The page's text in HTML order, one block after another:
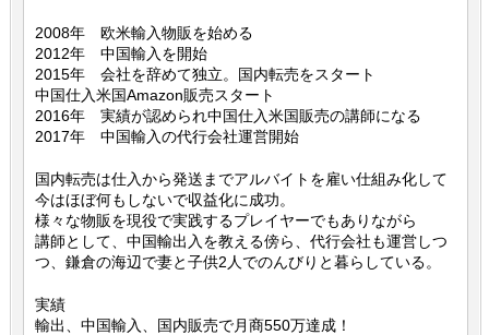
2008年 欧米輸入物販を始める
2012年 中国輸入を開始
2015年 会社を辞めて独立。国内転売をスタート
中国仕入米国Amazon販売スタート
2016年 実績が認められ中国仕入米国販売の講師になる
2017年 中国輸入の代行会社運営開始
国内転売は仕入から発送までアルバイトを雇い仕組み化して
今はほぼ何もしないで収益化に成功。
様々な物販を現役で実践するプレイヤーでもありながら
講師として、中国輸出入を教える傍ら、代行会社も運営しつ
つ、鎌倉の海辺で妻と子供2人でのんびりと暮らしている。
実績
輸出、中国輸入、国内販売で月商550万達成！